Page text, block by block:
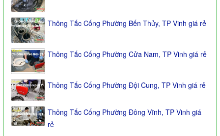
Thông Tắc Cống Phường Bến Thủy, TP Vinh giá rẻ
Thông Tắc Cống Phường Cửa Nam, TP Vinh giá rẻ
Thông Tắc Cống Phường Đội Cung, TP Vinh giá rẻ
Thông Tắc Cống Phường Đông Vĩnh, TP Vinh giá
rẻ